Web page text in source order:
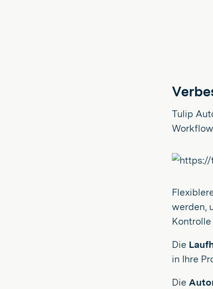
Tulip
werden,
Die
in Ihre
Die